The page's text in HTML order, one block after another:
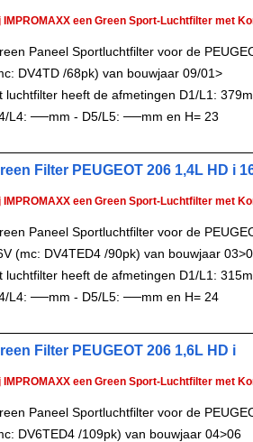
IMPROMAXX een Green Sport-Luchtfilter met
Paneel Sportluchtfilter voor de
DV4TD /68pk) van bouwjaar 09/01>
luchtfilter heeft de afmetingen D1/L1:
L4: ──mm - D5/L5: ──mm en H= 23
Filter PEUGEOT 206 1,4L HD i
IMPROMAXX een Green Sport-Luchtfilter met
Paneel Sportluchtfilter voor de
(mc: DV4TED4 /90pk) van bouwjaar
luchtfilter heeft de afmetingen D1/L1:
L4: ──mm - D5/L5: ──mm en H= 24
Filter PEUGEOT 206 1,6L HD i
IMPROMAXX een Green Sport-Luchtfilter met
Paneel Sportluchtfilter voor de
DV6TED4 /109pk) van bouwjaar 04>06